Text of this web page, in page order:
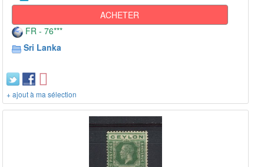
ACHETER
FR - 76***
Sri Lanka
+ ajout à ma sélection